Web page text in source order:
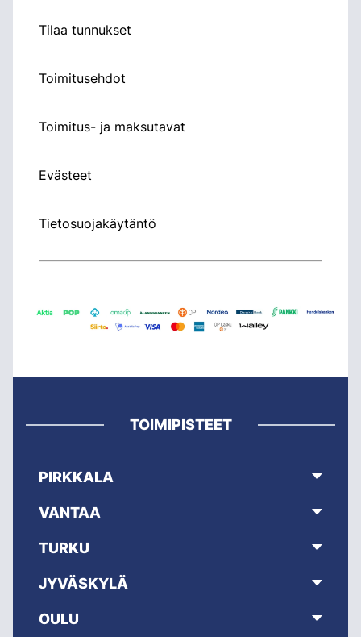
Tilaa tunnukset
Toimitusehdot
Toimitus- ja maksutavat
Evästeet
Tietosuojakäytäntö
TOIMIPISTEET
PIRKKALA
VANTAA
TURKU
JYVÄSKYLÄ
OULU